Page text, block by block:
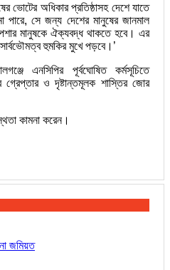
ভোটের অধিকার প্রতিষ্ঠাসহ দেশে যাতে
পারে, সে জন্য দেশের মানুষের জানমাল
পেশার মানুষকে ঐক্যবদ্ধ থাকতে হবে। এর
হুমকির মুখে পড়বে।’
এনসিপির পূর্বঘোষিত কর্মসূচিতে
গ্রেপ্তার ও দৃষ্টান্তমূলক শাস্তির জোর
কামনা করেন।
জমিয়ত